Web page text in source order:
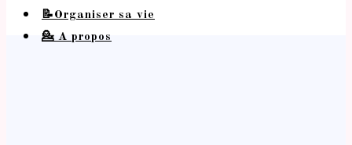
📝Organiser sa vie
💁 A propos